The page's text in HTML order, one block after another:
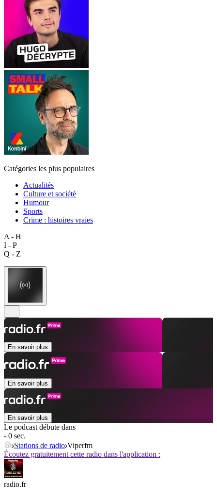
Catégories les plus populaires
Actualités
Culture et société
Humour
Sports
Crime : histoires vraies
A - H
I - P
Q - Z
En savoir plus
En savoir plus
En savoir plus
Le podcast débute dans
- 0 sec.
Stations de radio Viperfm
Écoutez gratuitement cette radio dans l'application :
radio.fr